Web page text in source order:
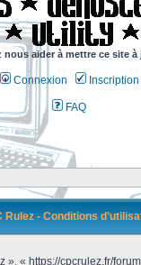
aider à mettre ce site
Connexion Inscription
FAQ
Rulez - Conditions
« https://cpcrulez.fr/